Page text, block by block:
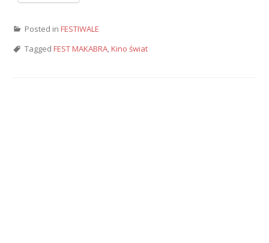
Posted in FESTIWALE
Tagged FEST MAKABRA,Kino świat